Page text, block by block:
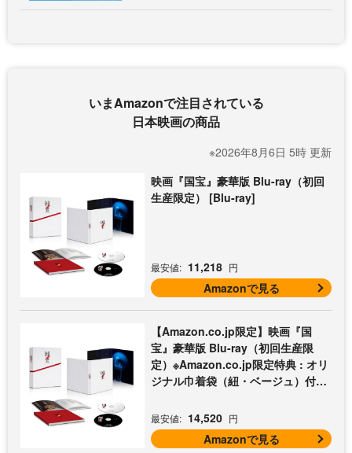
いまAmazonで注目されている
日本映画の商品
※2026年8月6日 5時 更新
映画『国宝』豪華版 Blu-ray（初回
生産限定） [Blu-ray]
最安値: 11,218 円
Amazonで見る
【Amazon.co.jp限定】映画『国
宝』豪華版 Blu-ray（初回生産限
定）※Amazon.co.jp限定特典 : オリ
ジナル巾着袋（紐・ベージュ）付き
最安値: 14,520 円
Amazonで見る